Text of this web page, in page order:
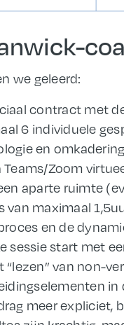
we geleerd:
contract met
6 individuele
en
Teams/Zoom
aparte ruimte
van maximaal
en de
sessie start met
“lezen” van non-
in
meer expliciet,